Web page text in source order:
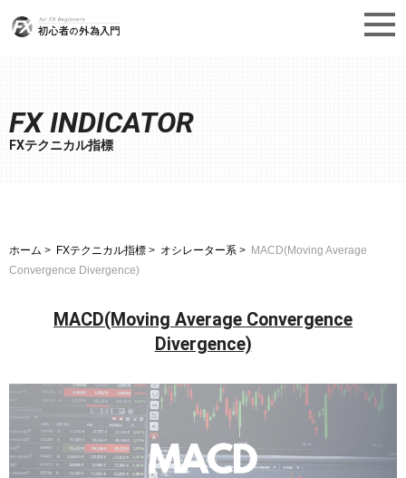
FX INDICATOR
FXテクニカル指標
ホーム FXテクニカル指標 オシレーター系
MACD(Moving Average
Convergence Divergence)
MACD(Moving Average Convergence
Divergence)